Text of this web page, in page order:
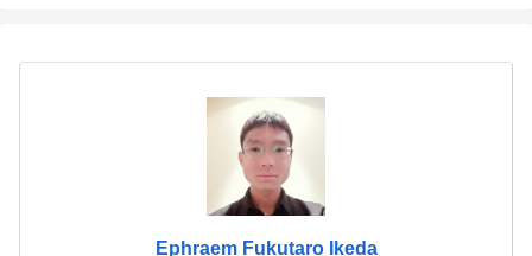
Ephraem Fukutaro Ikeda